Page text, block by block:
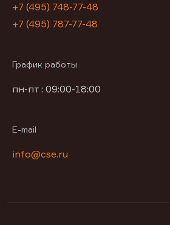
+7 (495) 748-77-48
+7 (495) 787-77-48
График работы
пн-пт : 09:00-18:00
E-mail
info@cse.ru